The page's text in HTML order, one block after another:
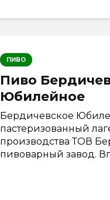
ПИВО
Пиво
Юбилейное
Бердичевское
пастеризованный
производства ТОВ
пивоварный завод.